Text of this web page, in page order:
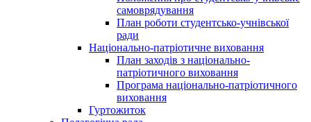
самоврядування
План роботи студентсько-учнівської
ради
Національно-патріотичне виховання
План заходів з національно-
патріотичного виховання
Програма національно-патріотичного
виховання
Гуртожиток